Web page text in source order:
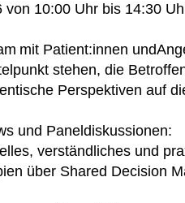
10:00 Uhr bis 14:30
mit Patient:innen
stehen, die
Perspektiven auf
und Paneldiskussionen:
verständliches und
über Shared Decision